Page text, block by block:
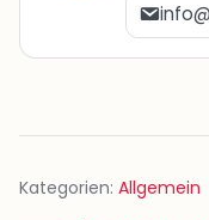
Kategorien: Allgemein